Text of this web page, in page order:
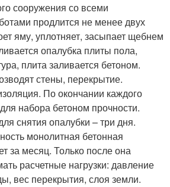
сооружения со всеми
продлится не менее двух
яму, уплотняет, засыпает щебнем
опалубка плиты пола,
плита заливается бетоном.
стены, перекрытие.
По окончании каждого
набора бетоном прочности.
снятия опалубки – три дня.
монолитная бетонная
за месяц. Только после она
расчетные нагрузки: давление
вес перекрытия, слоя земли.